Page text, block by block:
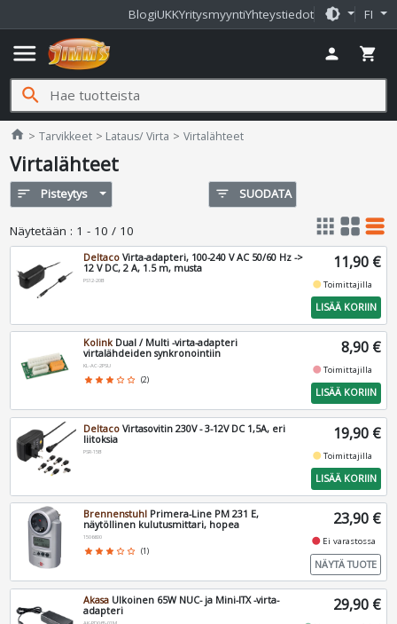
BlogiUKKYritysmyyntiYhteystiedot brightness_medium FI
menu person shopping_cart
search
home Jimms.fi
Tarvikkeet Lataus/ Virta Virtalähteet
Virtalähteet
sort Pisteytys filter_list SUODATA
Näytetään : 1 - 10 / 10 apps grid_view table_rows
Deltaco Virta-adapteri, 100-240 V AC 50/60 Hz ->
12 V DC, 2 A, 1.5 m, musta
PS12-20B
11,90 €
fiber_manual_recordToimittajilla
LISÄÄ KORIIN
KolinkDual / Multi -virta-adapteri
virtalähdeiden synkronointiin
KL-AC-2PSU
star star star star_border star_border (2)
8,90 €
fiber_manual_recordToimittajilla
LISÄÄ KORIIN
Deltaco Virtasovitin 230V - 3-12V DC 1,5A, eri
liitoksia
PSR-15B
19,90 €
fiber_manual_recordToimittajilla
LISÄÄ KORIIN
Brennenstuhl Primera-Line PM 231 E,
näytöllinen kulutusmittari, hopea
1506600
star star star star_border star_border (1)
23,90 €
fiber_manual_record Ei varastossa
NÄYTÄ TUOTE
Akasa Ulkoinen 65W NUC- ja Mini-ITX -virta-
adapteri
29,90 €